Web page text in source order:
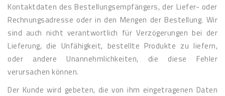
Kontaktdaten des Bestellungsempfängers, der Liefer- oder
Rechnungsadresse oder in den Mengen der Bestellung. Wir
sind auch nicht verantwortlich für Verzögerungen bei der
Lieferung, die Unfähigkeit, bestellte Produkte zu liefern,
oder andere Unannehmlichkeiten, die diese Fehler
verursachen können.
Der Kunde wird gebeten, die von ihm eingetragenen Daten